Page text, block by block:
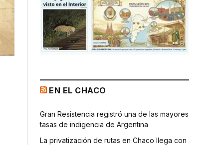
EN EL CHACO
Gran Resistencia registró una de las mayores
tasas de indigencia de Argentina
La privatización de rutas en Chaco llega con